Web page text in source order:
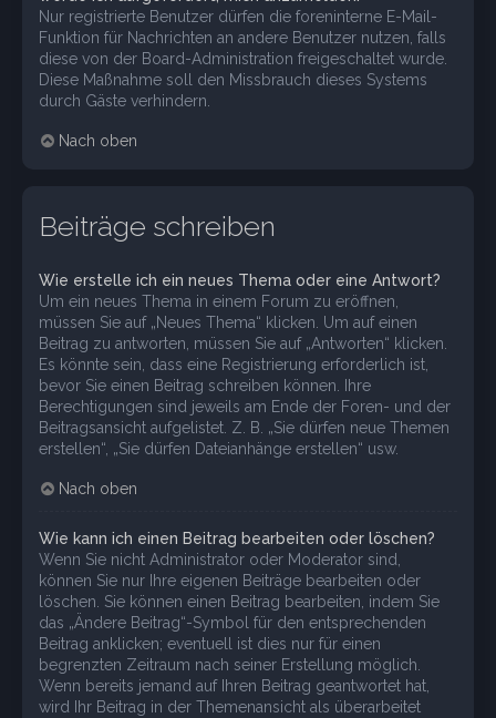
Nur registrierte Benutzer dürfen die foreninterne E-Mail-
Funktion für Nachrichten an andere Benutzer nutzen, falls
diese von der Board-Administration freigeschaltet wurde.
Diese Maßnahme soll den Missbrauch dieses Systems
durch Gäste verhindern.
Nach oben
Beiträge schreiben
Wie erstelle ich ein neues Thema oder eine Antwort?
Um ein neues Thema in einem Forum zu eröffnen,
müssen Sie auf „Neues Thema“ klicken. Um auf einen
Beitrag zu antworten, müssen Sie auf „Antworten“ klicken.
Es könnte sein, dass eine Registrierung erforderlich ist,
bevor Sie einen Beitrag schreiben können. Ihre
Berechtigungen sind jeweils am Ende der Foren- und der
Beitragsansicht aufgelistet. Z. B. „Sie dürfen neue Themen
erstellen“, „Sie dürfen Dateianhänge erstellen“ usw.
Nach oben
Wie kann ich einen Beitrag bearbeiten oder löschen?
Wenn Sie nicht Administrator oder Moderator sind,
können Sie nur Ihre eigenen Beiträge bearbeiten oder
löschen. Sie können einen Beitrag bearbeiten, indem Sie
das „Ändere Beitrag“-Symbol für den entsprechenden
Beitrag anklicken; eventuell ist dies nur für einen
begrenzten Zeitraum nach seiner Erstellung möglich.
Wenn bereits jemand auf Ihren Beitrag geantwortet hat,
wird Ihr Beitrag in der Themenansicht als überarbeitet